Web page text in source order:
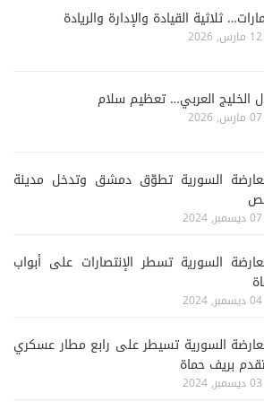
ثلاثية القيادة والإدارة والريادة
12 مارس, 2026
الخليج العربي… تعظيم سلام
07 مارس, 2026
السورية تطوّق دمشق وتدخل مدينة
07 ديسمبر, 2024
السورية تسطر الإنتصارات على أبواب
04 ديسمبر, 2024
السورية تسيطر على رابع مطار عسكري
بريف حماة
03 ديسمبر, 2024